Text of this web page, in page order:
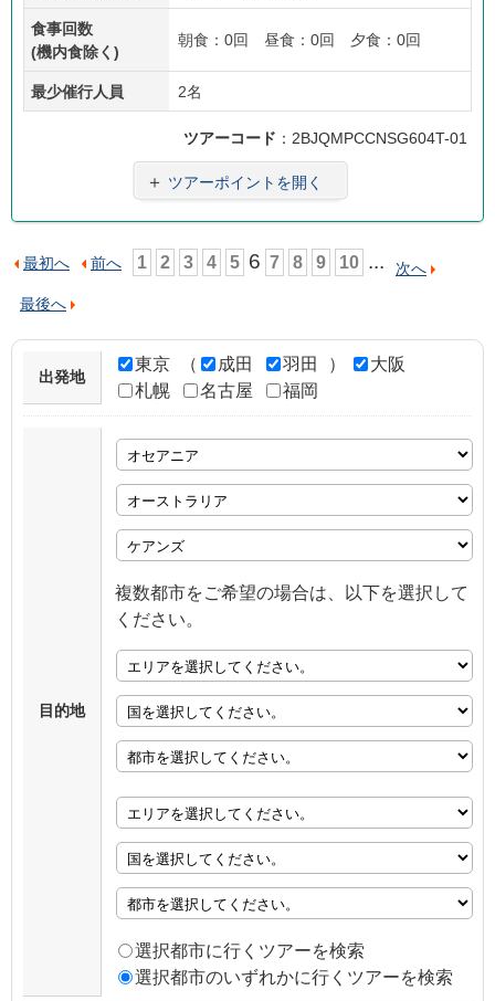
食事回数
(機内食除く)
朝食：0回 昼食：0回 夕食：0回
最少催行人員 2名
ツアーコード ：2BJQMPCCNSG604T-01
＋ ツアーポイントを開く
最初へ 前へ 1 2 3 4 5 6 7 8 9 10 ...
次へ
最後へ
出発地
東京 （ 成田 羽田 ）
大阪
札幌
名古屋 福岡
目的地
複数都市をご希望の場合は、以下を選択して
ください。
選択都市に行くツアーを検索
選択都市のいずれかに行くツアーを検索